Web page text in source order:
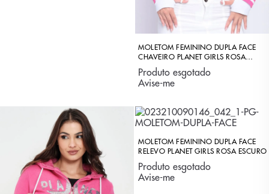
MOLETOM FEMININO DUPLA FACE
CHAVEIRO PLANET GIRLS ROSA
MÉDIO
Produto esgotado
Avise-me
MOLETOM FEMININO DUPLA FACE
RELEVO PLANET GIRLS ROSA ESCURO
Produto esgotado
Avise-me